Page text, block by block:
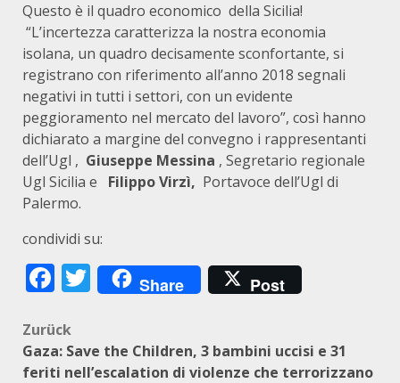
Questo è il quadro economico della Sicilia!
“L’incertezza caratterizza la nostra economia
isolana, un quadro decisamente sconfortante, si
registrano con riferimento all’anno 2018 segnali
negativi in tutti i settori, con un evidente
peggioramento nel mercato del lavoro”, così hanno
dichiarato a margine del convegno i rappresentanti
dell’Ugl , Giuseppe Messina , Segretario regionale
Ugl Sicilia e Filippo Virzì, Portavoce dell’Ugl di
Palermo.
condividi su:
Facebook
Twitter
Share Post
Beitragsnavigation
Zurück
Gaza: Save the Children, 3 bambini uccisi e 31
feriti nell’escalation di violenze che terrorizzano